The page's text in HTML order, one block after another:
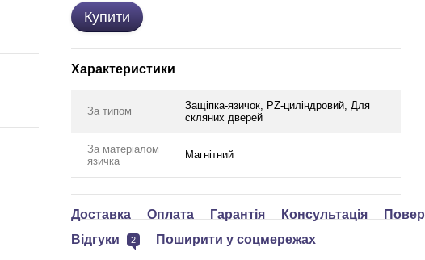
Купити
Характеристики
За типом
Защіпка-язичок, PZ-циліндровий, Для
скляних дверей
За матеріалом
язичка
Магнітний
Доставка Оплата Гарантія Консультація
Відгуки
2 Поширити у соцмережах